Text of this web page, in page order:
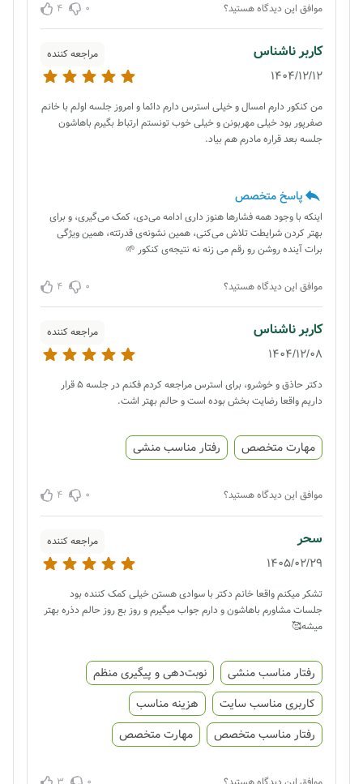
موافق این دیدگاه هستید؟ 0
4
کاربر ناشناس مراجعه کننده
1404/12/12
من کنکور دارم امسال و خیلی استرس دارم دائما و امروز جلسه اولم با خانم
صفرپور بود خیلی مهربونن و خیلی خوب تونستم ارتباط بگیرم باهاشون
جلسه بعد قراره مادرم هم بیاد.
پاسخ متخصص
اینکه با وجود همه فشارها هنوز داری ادامه می‌دی، کمک می‌گیری، و برای
بهتر کردن شرایطت تلاش می‌کنی، همین نشونه‌ی قدرتته، همین ویژگی
برات آینده روشن رو رقم می زنه نه نتیجه‌ی کنکور 🌱
موافق این دیدگاه هستید؟ 0
4
کاربر ناشناس مراجعه کننده
1404/12/08
دکتر حاذق و خوشرو، برای استرس مراجعه کردم فکنم در جلسه ۵ قرار
داریم واقعا رضایت بخش بوده است و حالم بهتر اشت.
مهارت متخصص رفتار مناسب منشی
موافق این دیدگاه هستید؟ 0
4
سحر مراجعه کننده
1405/02/29
تشکر میکنم واقعا خانم دکتر با سوادی هستن خیلی کمک کننده بود
جلسات مشاورم باهاشون و دارم جواب میگیرم و روز بع روز حالم دذره بهتر
میشه🥰
رفتار مناسب منشی
نوبت‌دهی و پیگیری منظم
کاربری مناسب سایت
هزینه مناسب
رفتار مناسب متخصص
مهارت متخصص